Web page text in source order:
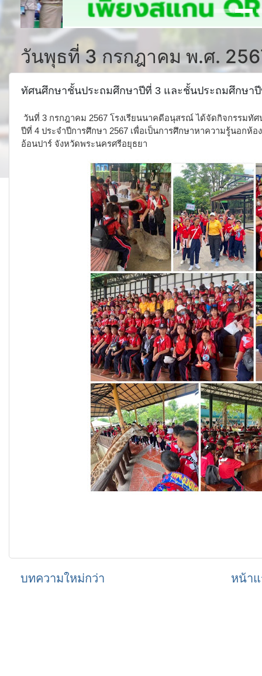
วันพุธที่ 3 กรกฎาคม พ.ศ.
ทัศนศึกษาชั้นประถมศึกษาปีที่ 3 และชั้นประถมศึกษาปี
วันที่ 3 กรกฎาคม 2567 โรงเรียนนาคดีอนุสรณ์ ได้จัดกิจกรรมทั
ปีที่ 4 ประจำปีการศึกษา 2567 เพื่อเป็นการศึกษาหาความรู้นอกห้
อ้อนปาร์ จังหวัดพระนครศรีอยุธยา
บทความใหม่กว่า หน้า